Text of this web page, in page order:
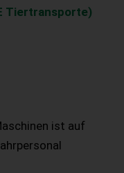
Tiertransporte)
ist auf